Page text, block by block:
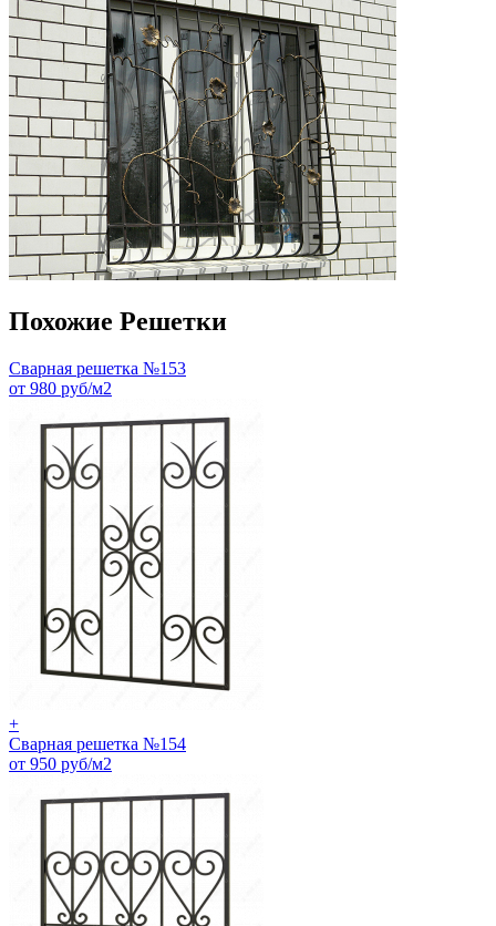
Похожие Решетки
Сварная решетка №153
от 980 руб/м2
+
Сварная решетка №154
от 950 руб/м2